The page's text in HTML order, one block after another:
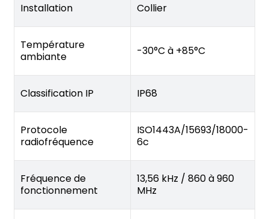
Installation Collier
Température
ambiante
-30°C à +85°C
Classification IP IP68
Protocole
radiofréquence
ISO1443A/15693/18000-
6c
Fréquence de
fonctionnement
13,56 kHz / 860 à 960
MHz